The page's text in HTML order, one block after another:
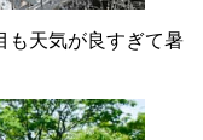
も天気が良すぎて暑